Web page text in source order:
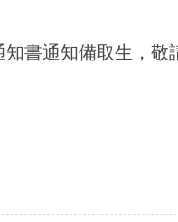
書通知備取生，敬